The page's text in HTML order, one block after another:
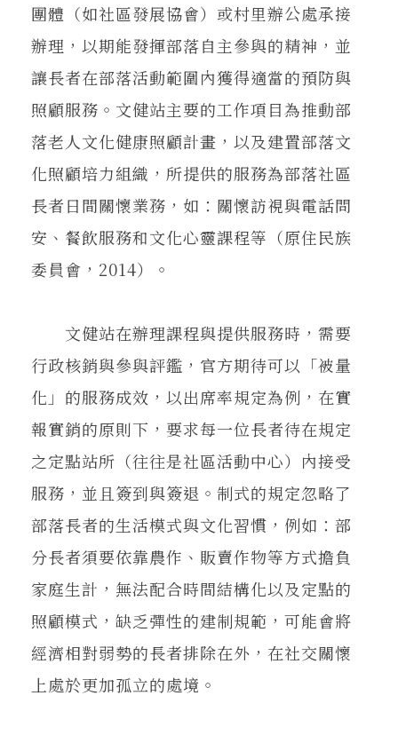
團體（如社區發展協會）或村里辦公處承接
辦理，以期能發揮部落自主參與的精神，並
讓長者在部落活動範圍內獲得適當的預防與
照顧服務。文健站主要的工作項目為推動部
落老人文化健康照顧計畫，以及建置部落文
化照顧培力組織，所提供的服務為部落社區
長者日間關懷業務，如：關懷訪視與電話問
安、餐飲服務和文化心靈課程等（原住民族
委員會，2014）。
文健站在辦理課程與提供服務時，需要
行政核銷與參與評鑑，官方期待可以「被量
化」的服務成效，以出席率規定為例，在實
報實銷的原則下，要求每一位長者待在規定
之定點站所（往往是社區活動中心）內接受
服務，並且簽到與簽退。制式的規定忽略了
部落長者的生活模式與文化習慣，例如：部
分長者須要依靠農作、販賣作物等方式擔負
家庭生計，無法配合時間結構化以及定點的
照顧模式，缺乏彈性的建制規範，可能會將
經濟相對弱勢的長者排除在外，在社交關懷
上處於更加孤立的處境。